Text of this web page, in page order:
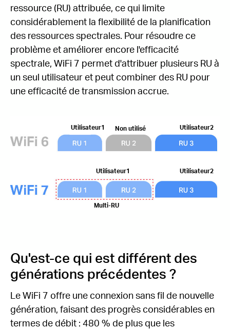
Utilisateur1 Non utilisé Utilisateur2
Utilisateur1 Utilisateur2
Multi-RU
ressource (RU) attribuée, ce qui limite
considérablement la ﬂexibilité de la planification
des ressources spectrales. Pour résoudre ce
problème et améliorer encore l'efficacité
spectrale, WiFi 7 permet d'attribuer plusieurs RU à
un seul utilisateur et peut combiner des RU pour
une efficacité de transmission accrue.
Qu'est-ce qui est différent des
générations précédentes ?
Le WiFi 7 offre une connexion sans fil de nouvelle
génération, faisant des progrès considérables en
termes de débit : 480 % de plus que les